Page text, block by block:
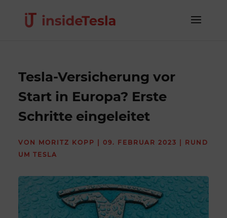
Tesla-Versicherung vor
Start in Europa? Erste
Schritte eingeleitet
VON MORITZ KOPP |09. FEBRUAR 2023
RUND
UM TESLA